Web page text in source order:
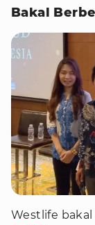
Bakal
Westlife